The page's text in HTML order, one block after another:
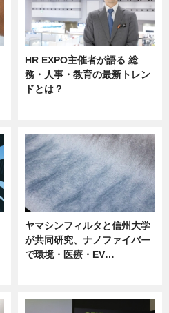
HR EXPO主催者が語る 総
務・人事・教育の最新トレン
ドとは？
ヤマシンフィルタと信州大学
が共同研究、ナノファイバー
で環境・医療・EV…